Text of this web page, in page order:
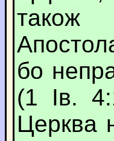
також
бо
(1 Ів.
Церква